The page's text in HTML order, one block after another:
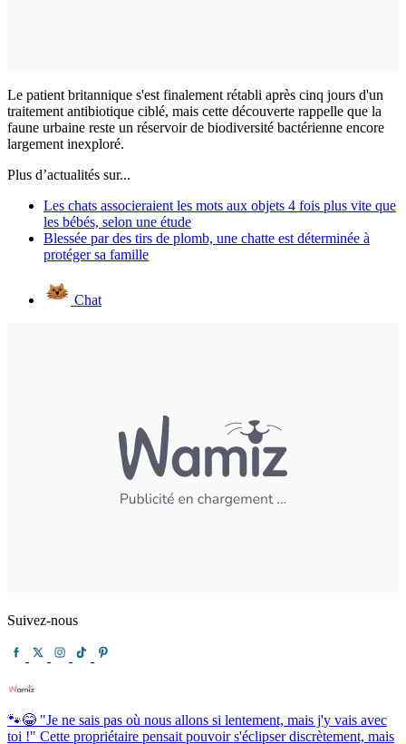
Le patient britannique s'est finalement rétabli après cinq jours d'un
traitement antibiotique ciblé, mais cette découverte rappelle que la
faune urbaine reste un réservoir de biodiversité bactérienne encore
largement inexploré.
Plus d’actualités sur...
Les chats associeraient les mots aux objets 4 fois plus vite que
les bébés, selon une étude
Blessée par des tirs de plomb, une chatte est déterminée à
protéger sa famille
Chat
Suivez-nous
🐾😂 "Je ne sais pas où nous allons si lentement, mais j'y vais avec
toi !" Cette propriétaire pensait pouvoir s'éclipser discrètement, mais